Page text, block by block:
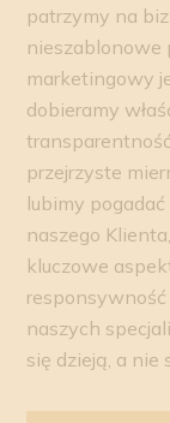
patrzymy na
nieszablonowe
marketingowy
dobieramy
przejrzyste
lubimy
naszego
kluczowe
responsywność
naszych
się dzieją, a nie